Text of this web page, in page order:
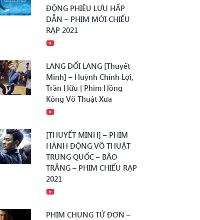
ĐỘNG PHIÊU LƯU HẤP
DẪN – PHIM MỚI CHIẾU
RẠP 2021
LANG ĐỐI LANG [Thuyết
Minh] – Huỳnh Chính Lợi,
Trần Hữu | Phim Hồng
Kông Võ Thuật Xưa
[THUYẾT MINH] – PHIM
HÀNH ĐỘNG VÕ THUẬT
TRUNG QUỐC – BÃO
TRẮNG – PHIM CHIẾU RẠP
2021
PHIM CHUNG TỬ ĐƠN –